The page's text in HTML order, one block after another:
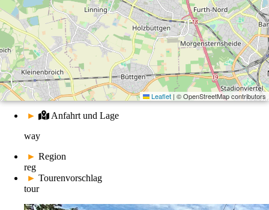
Leaflet | © OpenStreetMap contributors
►
Anfahrt und Lage
way
► Region
reg
► Tourenvorschlag
tour